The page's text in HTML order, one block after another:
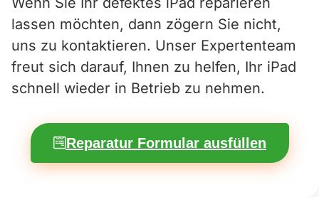
lassen möchten, dann zögern Sie nicht,
uns zu kontaktieren. Unser Expertenteam
freut sich darauf, Ihnen zu helfen, Ihr iPad
schnell wieder in Betrieb zu nehmen.
Reparatur Formular ausfüllen